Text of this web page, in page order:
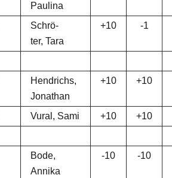
Paulina
Schrö­
ter, Tara
+10 -1
Hendrichs,
Jona­than
+10 +10
Vural, Sami +10 +10
Bode,
Annika
-10 -10